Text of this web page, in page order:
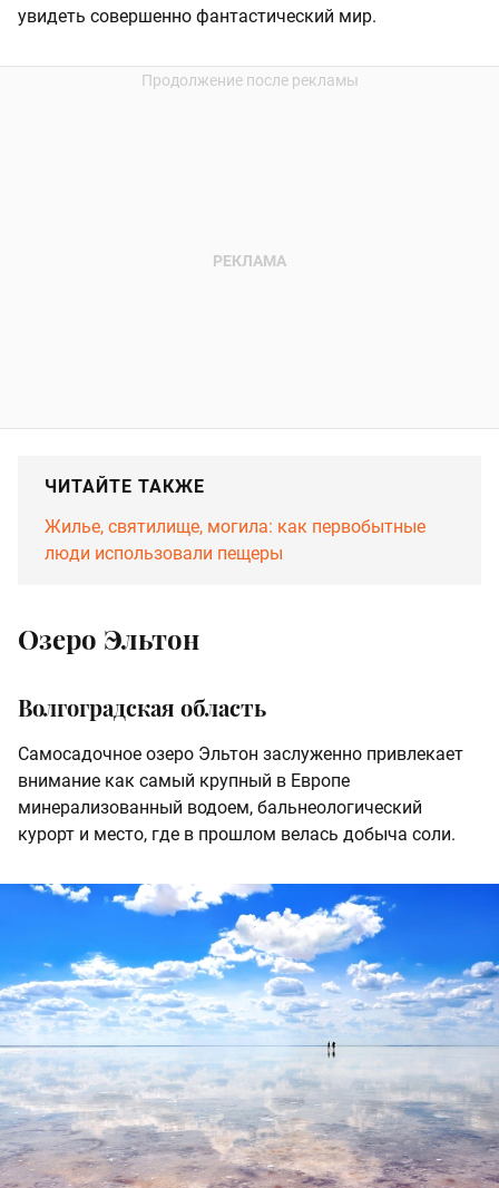
увидеть совершенно фантастический мир.
ЧИТАЙТЕ ТАКЖЕ
Жилье, святилище, могила: как первобытные
люди использовали пещеры
Озеро Эльтон
Волгоградская область
Самосадочное озеро Эльтон заслуженно привлекает
внимание как самый крупный в Европе
минерализованный водоем, бальнеологический
курорт и место, где в прошлом велась добыча соли.